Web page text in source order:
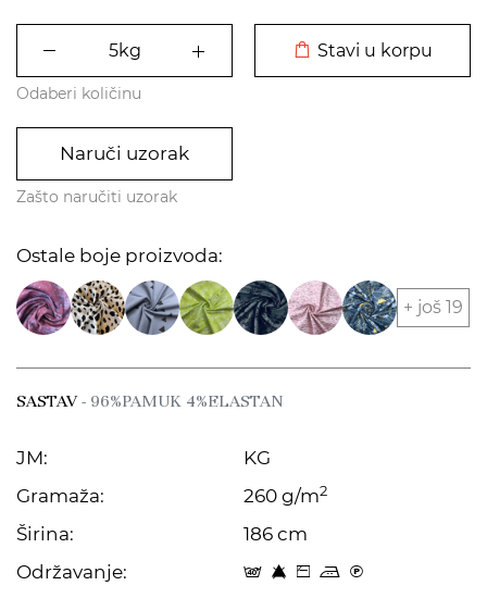
Stavi u korpu
Odaberi količinu
Naruči uzorak
Zašto naručiti uzorak
Ostale boje proizvoda:
+ još 19
SASTAV- 96%PAMUK 4%ELASTAN
JM:
KG
Gramaža:
260 g/m2
Širina:
186 cm
Održavanje:
t 8 Z p C